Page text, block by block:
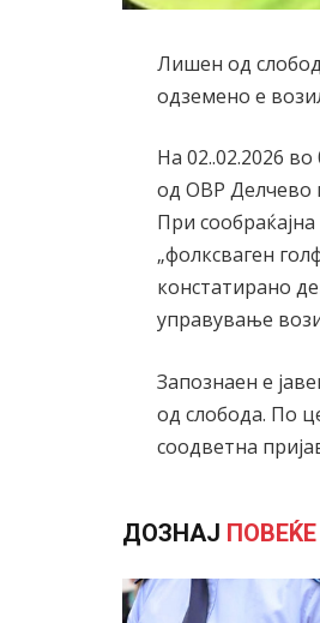
Лишен од
одземено е
На 02..02.2026
од ОВР Делчево
При
„фолксваген
констатирано
управување
Запознаен е
од слобода. По
соодветна
ДОЗНАЈ ПОВЕЌЕ